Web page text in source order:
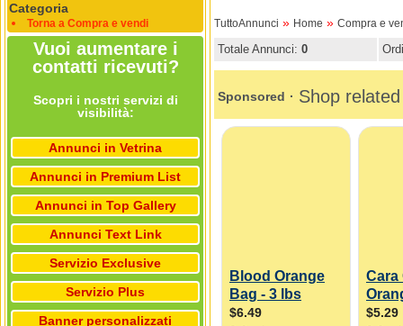
Categoria
Torna a Compra e vendi
Vuoi aumentare i
contatti ricevuti?
Scopri i nostri servizi di
visibilità:
Annunci in Vetrina
Annunci in Premium List
Annunci in Top Gallery
Annunci Text Link
Servizio Exclusive
Servizio Plus
Banner personalizzati
TuttoAnnunci » Home » Compra e
Totale Annunci: 0